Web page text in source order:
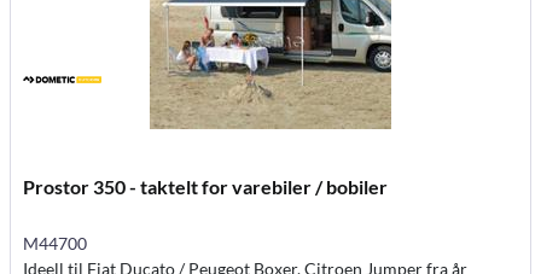
Prostor 350 - taktelt for varebiler / bobiler
M44700
Ideell til Fiat Ducato / Peugeot Boxer, Citroen Jumper fra år